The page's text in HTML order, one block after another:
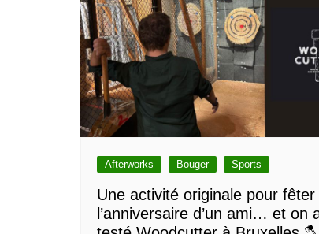
Afterworks Bouger Sports
Une activité originale pour fêter
l’anniversaire d’un ami… et on